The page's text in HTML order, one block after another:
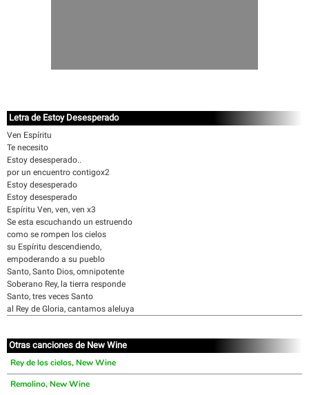
Letra de Estoy Desesperado
Ven Espíritu
Te necesito
Estoy desesperado..
por un encuentro contigox2
Estoy desesperado
Estoy desesperado
Espíritu Ven, ven, ven x3
Se esta escuchando un estruendo
como se rompen los cielos
su Espíritu descendiendo,
empoderando a su pueblo
Santo, Santo Dios, omnipotente
Soberano Rey, la tierra responde
Santo, tres veces Santo
al Rey de Gloria, cantamos aleluya
Otras canciones de New Wine
Rey de los cielos, New Wine
Remolino, New Wine